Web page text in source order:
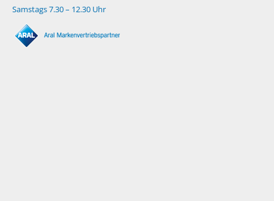
Samstags 7.30 – 12.30 Uhr